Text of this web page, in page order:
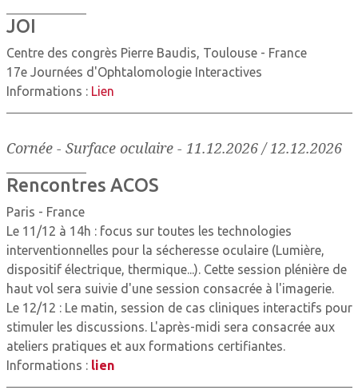
JOI
Centre des congrès Pierre Baudis, Toulouse - France
17e Journées d'Ophtalomologie Interactives
Informations : Lien
Cornée - Surface oculaire- 11.12.2026 / 12.12.2026
Rencontres ACOS
Paris - France
Le 11/12 à 14h : focus sur toutes les technologies
interventionnelles pour la sécheresse oculaire (Lumière,
dispositif électrique, thermique...). Cette session plénière de
haut vol sera suivie d'une session consacrée à l'imagerie.
Le 12/12 : Le matin, session de cas cliniques interactifs pour
stimuler les discussions. L'après-midi sera consacrée aux
ateliers pratiques et aux formations certifiantes.
Informations : lien